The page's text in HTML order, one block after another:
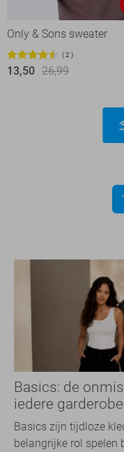
Only & Sons sweater
2
13,50 26,99
Basics: de
iedere garderobe
Basics zijn tijdloze
belangrijke rol spelen